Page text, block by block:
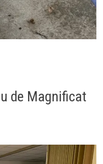
de Magnificat